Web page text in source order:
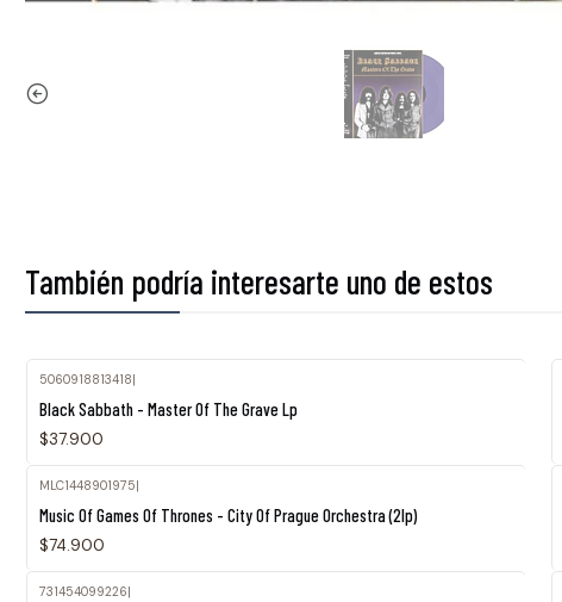
También podría interesarte uno de estos
5060918813418|
Black Sabbath - Master Of The Grave Lp
$37.900
MLC1448901975|
Music Of Games Of Thrones - City Of Prague Orchestra (2lp)
$74.900
731454099226